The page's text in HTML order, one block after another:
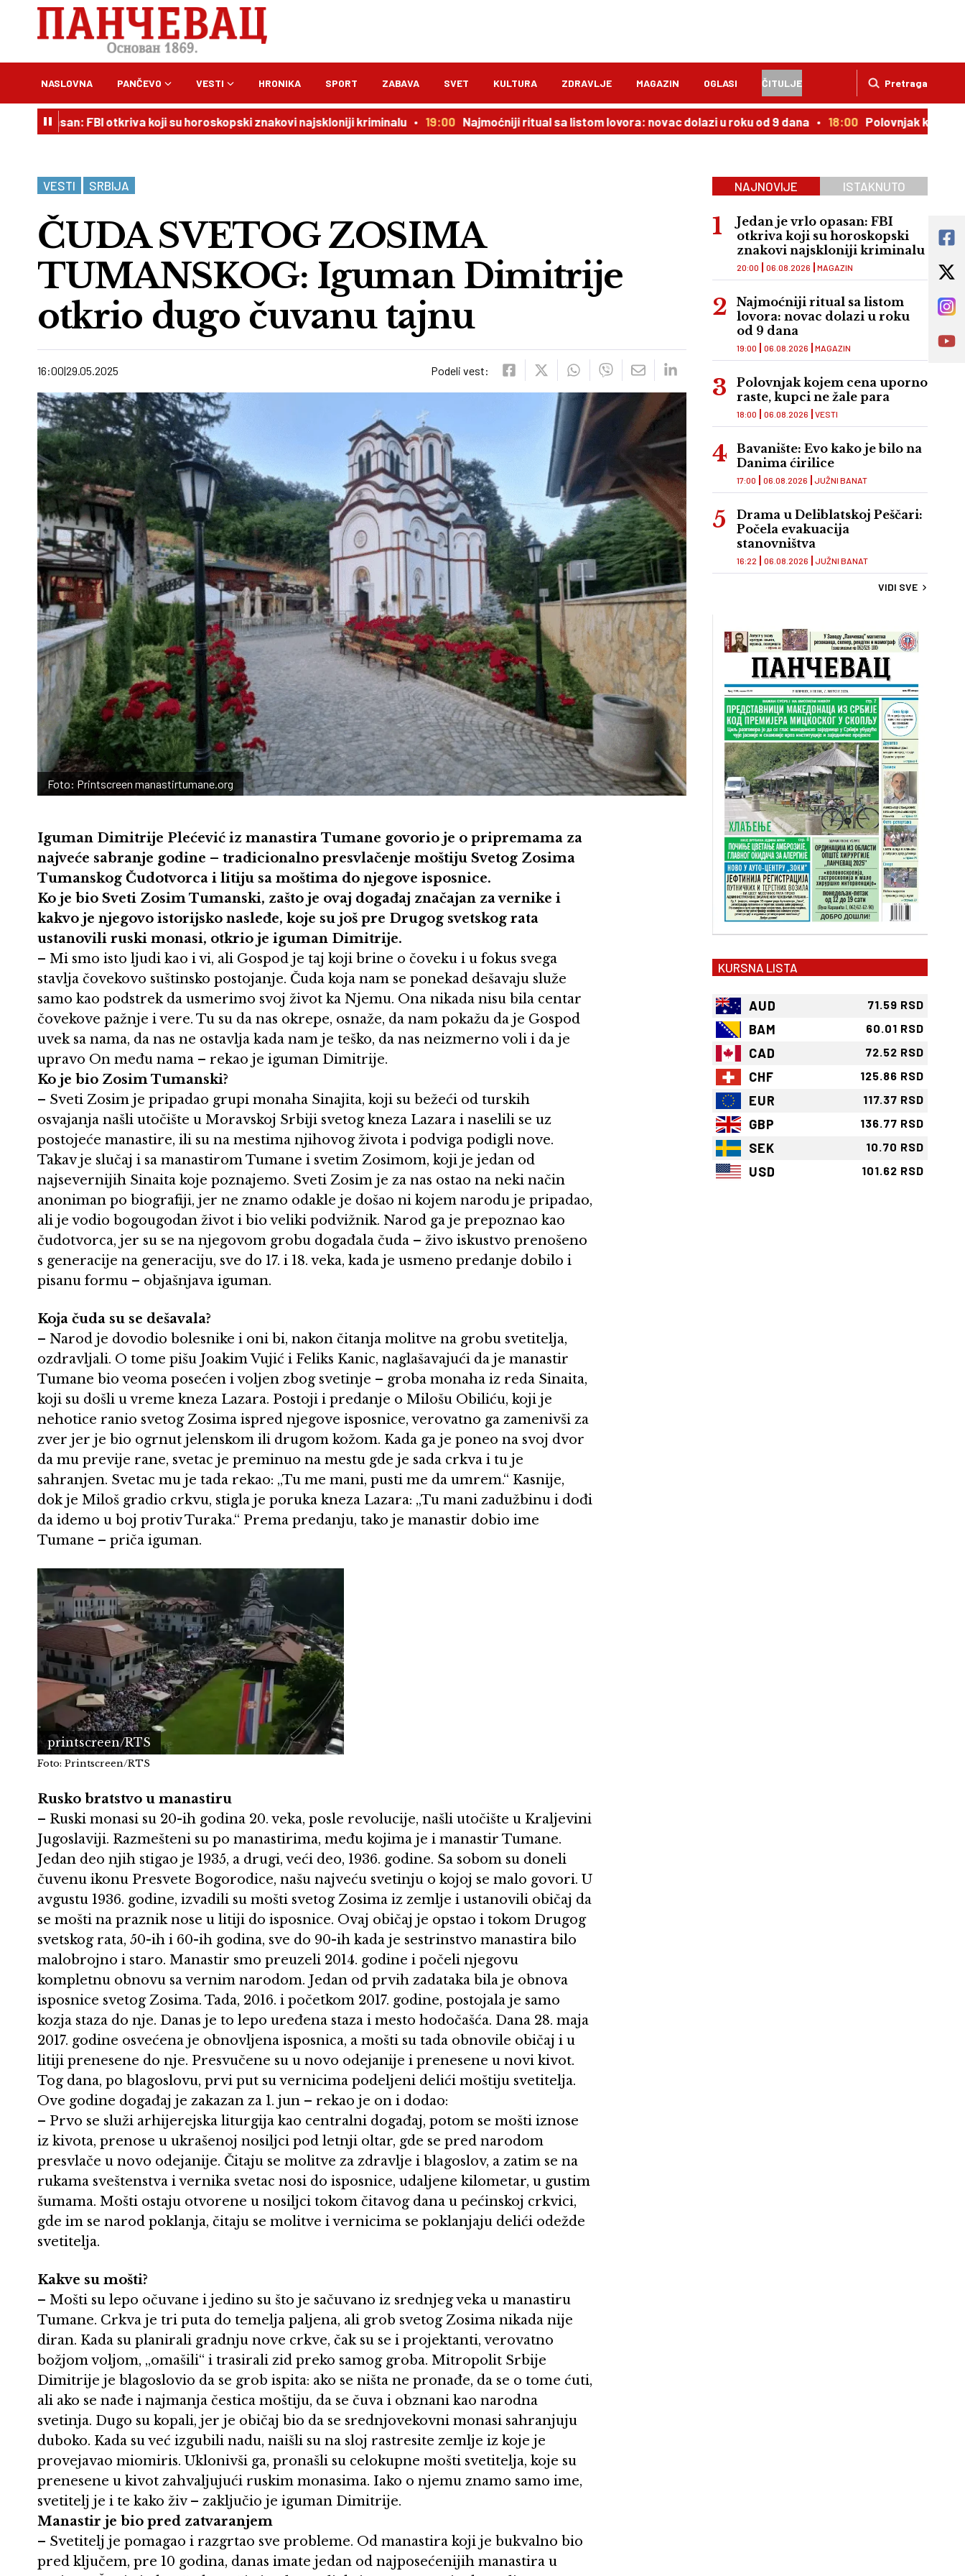
Pretraga
NASLOVNA PANČEVO VESTI HRONIKA SPORT ZABAVA SVET KULTURA ZDRAVLJE MAGAZIN OGLASI ČITULJE
FBI otkriva koji su horoskopski znakovi najskloniji kriminalu 19:00 Najmoćniji ritual sa listom lovora: novac dolazi u roku od 9 dana 18:00 Polovnjak kojem cena
VESTI SRBIJA
ČUDA SVETOG ZOSIMA
TUMANSKOG: Iguman Dimitrije
otkrio dugo čuvanu tajnu
16:00 29.05.2025 Podeli vest:
Foto: Printscreen manastirtumane.org
Iguman Dimitrije Plećević iz manastira Tumane govorio je o pripremama za
najveće sabranje godine – tradicionalno presvlačenje moštiju Svetog Zosima
Tumanskog Čudotvorca i litiju sa moštima do njegove isposnice.
Ko je bio Sveti Zosim Tumanski, zašto je ovaj događaj značajan za vernike i
kakvo je njegovo istorijsko nasleđe, koje su još pre Drugog svetskog rata
ustanovili ruski monasi, otkrio je iguman Dimitrije.
– Mi smo isto ljudi kao i vi, ali Gospod je taj koji brine o čoveku i u fokus svega
stavlja čovekovo suštinsko postojanje. Čuda koja nam se ponekad dešavaju služe
samo kao podstrek da usmerimo svoj život ka Njemu. Ona nikada nisu bila centar
čovekove pažnje i vere. Tu su da nas okrepe, osnaže, da nam pokažu da je Gospod
uvek sa nama, da nas ne ostavlja kada nam je teško, da nas neizmerno voli i da je
upravo On među nama – rekao je iguman Dimitrije.
Ko je bio Zosim Tumanski?
– Sveti Zosim je pripadao grupi monaha Sinajita, koji su bežeći od turskih
osvajanja našli utočište u Moravskoj Srbiji svetog kneza Lazara i naselili se uz
postojeće manastire, ili su na mestima njihovog života i podviga podigli nove.
Takav je slučaj i sa manastirom Tumane i svetim Zosimom, koji je jedan od
najsevernijih Sinaita koje poznajemo. Sveti Zosim je za nas ostao na neki način
anoniman po biografiji, jer ne znamo odakle je došao ni kojem narodu je pripadao,
ali je vodio bogougodan život i bio veliki podvižnik. Narod ga je prepoznao kao
čudotvorca, jer su se na njegovom grobu događala čuda – živo iskustvo prenošeno
s generacije na generaciju, sve do 17. i 18. veka, kada je usmeno predanje dobilo i
pisanu formu – objašnjava iguman.
Koja čuda su se dešavala?
– Narod je dovodio bolesnike i oni bi, nakon čitanja molitve na grobu svetitelja,
ozdravljali. O tome pišu Joakim Vujić i Feliks Kanic, naglašavajući da je manastir
Tumane bio veoma posećen i voljen zbog svetinje – groba monaha iz reda Sinaita,
koji su došli u vreme kneza Lazara. Postoji i predanje o Milošu Obiliću, koji je
nehotice ranio svetog Zosima ispred njegove isposnice, verovatno ga zamenivši za
zver jer je bio ogrnut jelenskom ili drugom kožom. Kada ga je poneo na svoj dvor
da mu previje rane, svetac je preminuo na mestu gde je sada crkva i tu je
sahranjen. Svetac mu je tada rekao: „Tu me mani, pusti me da umrem.“ Kasnije,
dok je Miloš gradio crkvu, stigla je poruka kneza Lazara: „Tu mani zadužbinu i dođi
da idemo u boj protiv Turaka.“ Prema predanju, tako je manastir dobio ime
Tumane – priča iguman.
Foto: Printscreen/RTS
printscreen/RTS
Rusko bratstvo u manastiru
– Ruski monasi su 20-ih godina 20. veka, posle revolucije, našli utočište u Kraljevini
Jugoslaviji. Razmešteni su po manastirima, među kojima je i manastir Tumane.
Jedan deo njih stigao je 1935, a drugi, veći deo, 1936. godine. Sa sobom su doneli
čuvenu ikonu Presvete Bogorodice, našu najveću svetinju o kojoj se malo govori. U
avgustu 1936. godine, izvadili su mošti svetog Zosima iz zemlje i ustanovili običaj da
se mošti na praznik nose u litiji do isposnice. Ovaj običaj je opstao i tokom Drugog
svetskog rata, 50-ih i 60-ih godina, sve do 90-ih kada je sestrinstvo manastira bilo
malobrojno i staro. Manastir smo preuzeli 2014. godine i počeli njegovu
kompletnu obnovu sa vernim narodom. Jedan od prvih zadataka bila je obnova
isposnice svetog Zosima. Tada, 2016. i početkom 2017. godine, postojala je samo
kozja staza do nje. Danas je to lepo uređena staza i mesto hodočašća. Dana 28. maja
2017. godine osvećena je obnovljena isposnica, a mošti su tada obnovile običaj i u
litiji prenesene do nje. Presvučene su u novo odejanije i prenesene u novi kivot.
Tog dana, po blagoslovu, prvi put su vernicima podeljeni delići moštiju svetitelja.
Ove godine događaj je zakazan za 1. jun – rekao je on i dodao:
– Prvo se služi arhijerejska liturgija kao centralni događaj, potom se mošti iznose
iz kivota, prenose u ukrašenoj nosiljci pod letnji oltar, gde se pred narodom
presvlače u novo odejanije. Čitaju se molitve za zdravlje i blagoslov, a zatim se na
rukama sveštenstva i vernika svetac nosi do isposnice, udaljene kilometar, u gustim
šumama. Mošti ostaju otvorene u nosiljci tokom čitavog dana u pećinskoj crkvici,
gde im se narod poklanja, čitaju se molitve i vernicima se poklanjaju delići odežde
svetitelja.
Kakve su mošti?
– Mošti su lepo očuvane i jedino su što je sačuvano iz srednjeg veka u manastiru
Tumane. Crkva je tri puta do temelja paljena, ali grob svetog Zosima nikada nije
diran. Kada su planirali gradnju nove crkve, čak su se i projektanti, verovatno
božjom voljom, „omašili“ i trasirali zid preko samog groba. Mitropolit Srbije
Dimitrije je blagoslovio da se grob ispita: ako se ništa ne pronađe, da se o tome ćuti,
ali ako se nađe i najmanja čestica moštiju, da se čuva i obznani kao narodna
svetinja. Dugo su kopali, jer je običaj bio da se srednjovekovni monasi sahranjuju
duboko. Kada su već izgubili nadu, naišli su na sloj rastresite zemlje iz koje je
provejavao miomiris. Uklonivši ga, pronašli su celokupne mošti svetitelja, koje su
prenesene u kivot zahvaljujući ruskim monasima. Iako o njemu znamo samo ime,
svetitelj je i te kako živ – zaključio je iguman Dimitrije.
Manastir je bio pred zatvaranjem
– Svetitelj je pomagao i razgrtao sve probleme. Od manastira koji je bukvalno bio
pred ključem, pre 10 godina, danas imate jedan od najposećenijih manastira u
NAJNOVIJE ISTAKNUTO
Jedan je vrlo opasan: FBI
otkriva koji su horoskopski
znakovi najskloniji kriminalu
MAGAZIN
20:00 06.08.2026
Najmoćniji ritual sa listom
lovora: novac dolazi u roku
od 9 dana
MAGAZIN
19:00 06.08.2026
Polovnjak kojem cena uporno
raste, kupci ne žale para
VESTI
18:00 06.08.2026
Bavanište: Evo kako je bilo na
Danima ćirilice
JUŽNI BANAT
17:00 06.08.2026
Drama u Deliblatskoj Peščari:
Počela evakuacija
stanovništva
JUŽNI BANAT
16:22 06.08.2026
VIDI SVE
KURSNA LISTA
AUD 71.59 RSD
BAM 60.01 RSD
CAD 72.52 RSD
CHF 125.86 RSD
EUR 117.37 RSD
GBP 136.77 RSD
SEK 10.70 RSD
USD 101.62 RSD